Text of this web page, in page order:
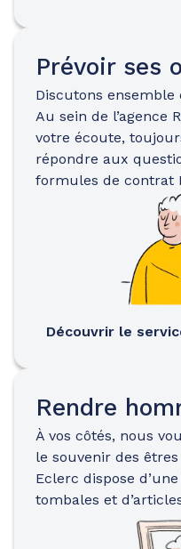
Prévoir ses
Discutons ensemble
Au sein de l’agence
votre écoute,
répondre aux
formules de contrat
Découvrir le
Rendre
À vos côtés, nous
le souvenir des
Eclerc dispose
tombales et